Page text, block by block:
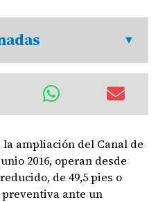
ampliación del Canal de
2016, operan desde
de 49,5 pies o
preventiva ante un